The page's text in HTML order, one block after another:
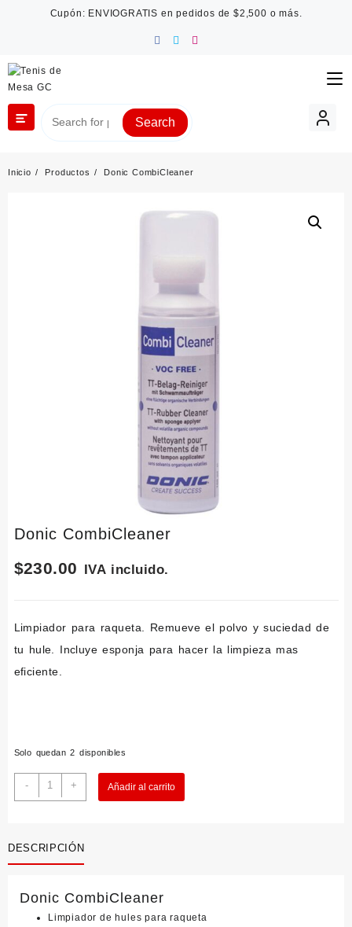
Cupón: ENVIOGRATIS en pedidos de $2,500 o más.
Search
Inicio Productos Donic CombiCleaner
Donic CombiCleaner
$230.00 IVA incluido.
Limpiador para raqueta. Remueve el polvo y suciedad de
tu hule. Incluye esponja para hacer la limpieza mas
eficiente.
Solo quedan 2 disponibles
-
Donic
CombiCleaner
+ Añadir al carrito
DESCRIPCIÓN
Donic CombiCleaner
Limpiador de hules para raqueta